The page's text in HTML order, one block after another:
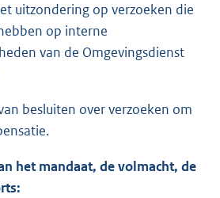
uitzondering op verzoeken die
op interne
van de Omgevingsdienst
besluiten over verzoeken om
het mandaat, de volmacht, de